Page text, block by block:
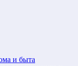
и быта